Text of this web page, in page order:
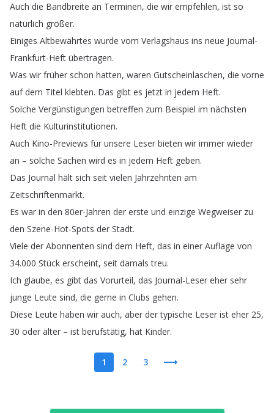
Auch die Bandbreite an Terminen, die wir empfehlen, ist so
natürlich größer.
Einiges Altbewährtes wurde vom Verlagshaus ins neue Journal-
Frankfurt-Heft übertragen.
Was wir früher schon hatten, waren Gutscheinlaschen, die vorne
auf dem Titel klebten. Das gibt es jetzt in jedem Heft.
Solche Vergünstigungen betreffen zum Beispiel im nächsten
Heft die Kulturinstitutionen.
Auch Kino-Previews für unsere Leser bieten wir immer wieder
an – solche Sachen wird es in jedem Heft geben.
Das Journal hält sich seit vielen Jahrzehnten am
Zeitschriftenmarkt.
Es war in den 80er-Jahren der erste und einzige Wegweiser zu
den Szene-Hot-Spots der Stadt.
Viele der Abonnenten sind dem Heft, das in einer Auflage von
34.000 Stück erscheint, seit damals treu.
Ich glaube, es gibt das Vorurteil, das Journal-Leser eher sehr
junge Leute sind, die gerne in Clubs gehen.
Diese Leute haben wir auch, aber der typische Leser ist eher 25,
30 oder älter – ist berufstätig, hat Kinder.
1 2 3